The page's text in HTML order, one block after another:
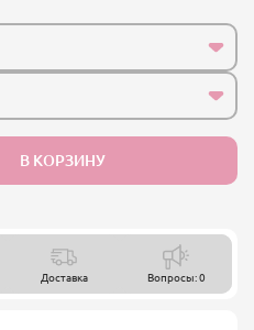
В КОРЗИНУ
Доставка Вопросы: 0